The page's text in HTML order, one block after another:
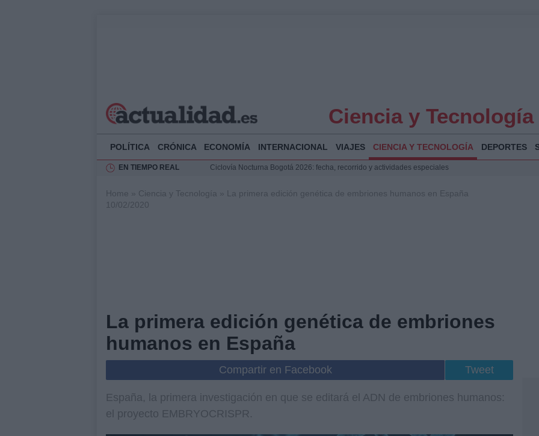
Ciencia y Tecnología
POLÍTICA CRÓNICA ECONOMÍA INTERNACIONAL VIAJES CIENCIA Y TECNOLOGÍA DEPORTES
EN TIEMPO REAL
Ciclovía Nocturna Bogotá 2026: fecha, recorrido y actividades especiales
Rehabilitación de la Illa Plana: Menorca apuesta por el deporte náutico sostenible
Home » Ciencia y Tecnología »
La primera edición genética de embriones humanos en España
10/02/2020
La primera edición genética de embriones
humanos en España
Compartir en Facebook Tweet
España, la primera investigación en que se editará el ADN de embriones humanos:
el proyecto EMBRYOCRISPR.